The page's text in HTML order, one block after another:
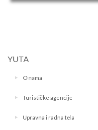
YUTA
O nama
Turističke agencije
Upravna i radna tela